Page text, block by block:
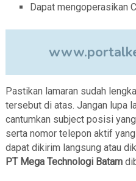
Dapat mengoperasikan
Pastikan lamaran sudah
tersebut di atas. Jangan lupa
cantumkan subject posisi
serta nomor telepon aktif
dapat dikirim langsung atau
PT Mega Technologi Batam